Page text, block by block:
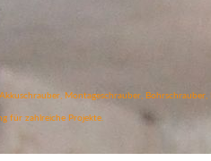
Montageschrauber,
für zahlreiche Projekte.